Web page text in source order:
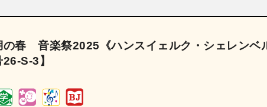
の春 音楽祭2025《ハンスイェルク・シェレン
】